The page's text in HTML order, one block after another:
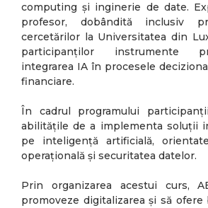
computing și inginerie de date.
profesor, dobândită inclusiv
cercetărilor la Universitatea din
participanților instrumente
integrarea IA în procesele
financiare.
În cadrul programului
abilitățile de a implementa soluții
pe inteligență artificială,
operațională și securitatea datelor.
Prin organizarea acestui curs,
promoveze digitalizarea și să ofere